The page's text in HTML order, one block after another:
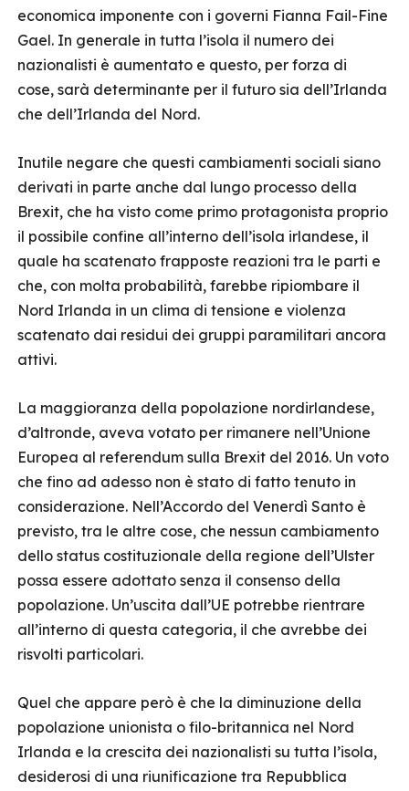
economica imponente con i governi Fianna Fail-Fine
Gael. In generale in tutta l’isola il numero dei
nazionalisti è aumentato e questo, per forza di
cose, sarà determinante per il futuro sia dell’Irlanda
che dell’Irlanda del Nord.
Inutile negare che questi cambiamenti sociali siano
derivati in parte anche dal lungo processo della
Brexit, che ha visto come primo protagonista proprio
il possibile confine all’interno dell’isola irlandese, il
quale ha scatenato frapposte reazioni tra le parti e
che, con molta probabilità, farebbe ripiombare il
Nord Irlanda in un clima di tensione e violenza
scatenato dai residui dei gruppi paramilitari ancora
attivi.
La maggioranza della popolazione nordirlandese,
d’altronde, aveva votato per rimanere nell’Unione
Europea al referendum sulla Brexit del 2016. Un voto
che fino ad adesso non è stato di fatto tenuto in
considerazione. Nell’Accordo del Venerdì Santo è
previsto, tra le altre cose, che nessun cambiamento
dello status costituzionale della regione dell’Ulster
possa essere adottato senza il consenso della
popolazione. Un’uscita dall’UE potrebbe rientrare
all’interno di questa categoria, il che avrebbe dei
risvolti particolari.
Quel che appare però è che la diminuzione della
popolazione unionista o filo-britannica nel Nord
Irlanda e la crescita dei nazionalisti su tutta l’isola,
desiderosi di una riunificazione tra Repubblica